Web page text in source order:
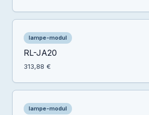
lampe-modul
RL-JA20
313,88 €
lampe-modul